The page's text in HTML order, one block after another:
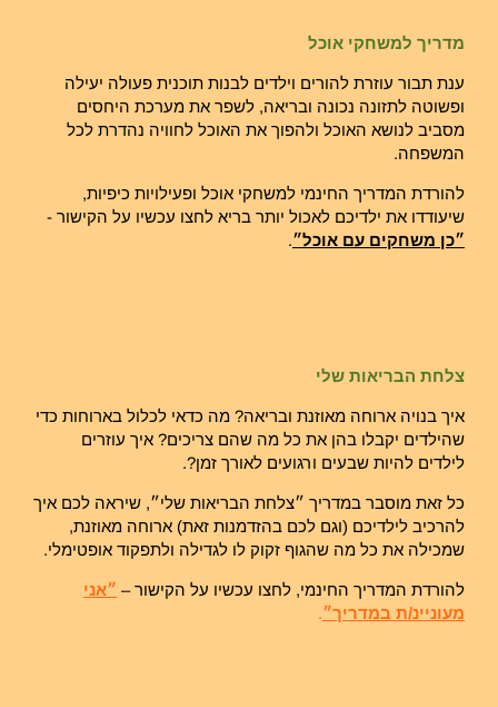
מדריך למשחקי אוכל
ענת תבור עוזרת להורים וילדים לבנות תוכנית פעולה יעילה
ופשוטה לתזונה נכונה ובריאה, לשפר את מערכת היחסים
מסביב לנושא האוכל ולהפוך את האוכל לחוויה נהדרת לכל
המשפחה.
להורדת המדריך החינמי למשחקי אוכל ופעילויות כיפיות,
שיעודדו את ילדיכם לאכול יותר בריא לחצו עכשיו על הקישור -
״כן משחקים עם אוכל״.
צלחת הבריאות שלי
איך בנויה ארוחה מאוזנת ובריאה? מה כדאי לכלול בארוחות כדי
שהילדים יקבלו בהן את כל מה שהם צריכים? איך עוזרים
לילדים להיות שבעים ורגועים לאורך זמן?.
כל זאת מוסבר במדריך ״צלחת הבריאות שלי״, שיראה לכם איך
להרכיב לילדיכם (וגם לכם בהזדמנות זאת) ארוחה מאוזנת,
שמכילה את כל מה שהגוף זקוק לו לגדילה ולתפקוד אופטימלי.
להורדת המדריך החינמי, לחצו עכשיו על הקישור – ״אני
מעוניינ/ת במדריך״.